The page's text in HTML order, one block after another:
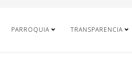
PARROQUIA TRANSPARENCIA